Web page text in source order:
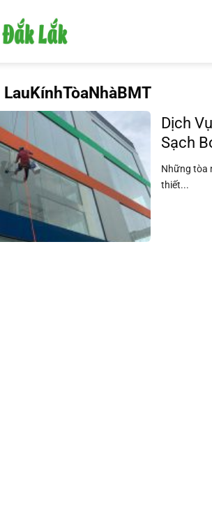
LauKínhTòaNhàBMT
Dịch
Sạch
Những tòa
thiết...